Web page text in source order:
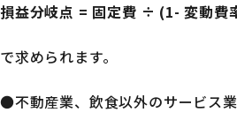
損益分岐点 = 固定費 ÷ (1- 変動費
で求められます。
●不動産業、飲食以外のサービス